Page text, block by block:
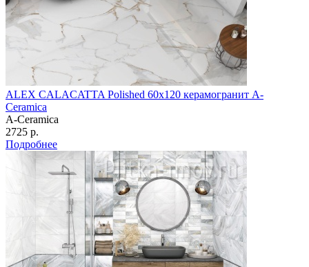
ALEX CALACATTA Polished 60х120 керамогранит A-
Ceramica
A-Ceramica
2725 р.
Подробнее